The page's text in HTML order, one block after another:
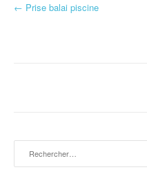
Navigation d'article
← Prise balai piscine